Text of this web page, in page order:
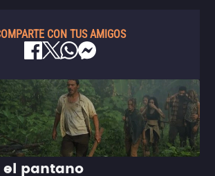
CON TUS AMIGOS
pantano